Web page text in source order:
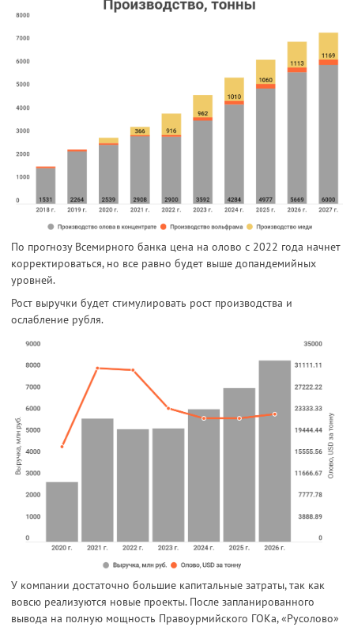
По прогнозу Всемирного банка цена на олово с 2022 года начнет
корректироваться, но все равно будет выше допандемийных
уровней.
Рост выручки будет стимулировать рост производства и
ослабление рубля.
У компании достаточно большие капитальные затраты, так как
вовсю реализуются новые проекты. После запланированного
вывода на полную мощность Правоурмийского ГОКа, «Русолово»